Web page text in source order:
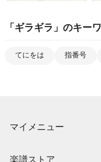
「 ギラギラ 」のキー
てにをは 指番号
マイメニュー
楽譜ストア